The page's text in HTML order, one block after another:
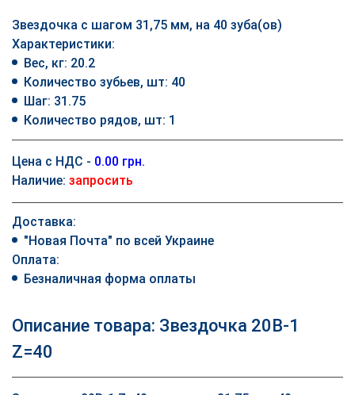
Звездочка с шагом 31,75 мм, на 40 зуба(ов)
Характеристики:
Вес, кг: 20.2
Количество зубьев, шт: 40
Шаг: 31.75
Количество рядов, шт: 1
Цена с НДС - 0.00 грн.
Наличие: запросить
Доставка:
"Новая Почта" по всей Украине
Оплата:
Безналичная форма оплаты
Описание товара: Звездочка 20B-1
Z=40